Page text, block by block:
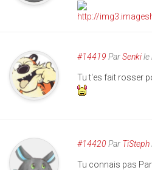
#14419 ParSenkile
Tu t'es fait rosser
#14420 Par TiSteph
Tu connais pas